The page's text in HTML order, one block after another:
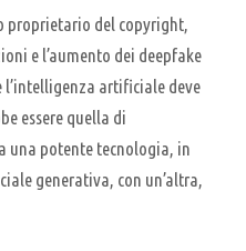
proprietario del copyright,
e l’aumento dei deepfake
l’intelligenza artificiale deve
essere quella di
una potente tecnologia, in
generativa, con un’altra,